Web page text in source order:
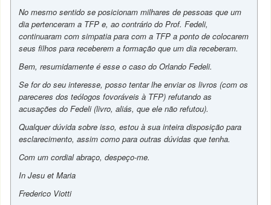
No mesmo sentido se posicionam milhares de pessoas que um
dia pertenceram a TFP e, ao contrário do Prof. Fedeli,
continuaram com simpatia para com a TFP a ponto de colocarem
seus filhos para receberem a formação que um dia receberam.
Bem, resumidamente é esse o caso do Orlando Fedeli.
Se for do seu interesse, posso tentar lhe enviar os livros (com os
pareceres dos teólogos fovoráveis à TFP) refutando as
acusações do Fedeli (livro, aliás, que ele não refutou).
Qualquer dúvida sobre isso, estou à sua inteira disposição para
esclarecimento, assim como para outras dúvidas que tenha.
Com um cordial abraço, despeço-me.
In Jesu et Maria
Frederico Viotti